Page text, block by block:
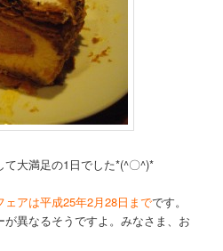
大満足の1日でした*(^〇^)*
ェアは平成25年2月28日までです。
異なるそうですよ。みなさま、お